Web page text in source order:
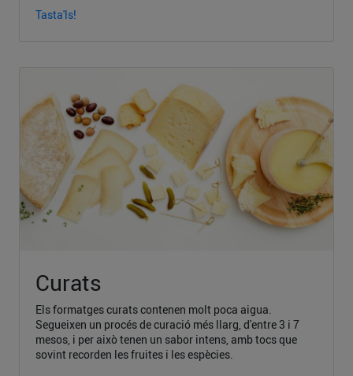
Tasta'ls!
Curats
Els formatges curats contenen molt poca aigua.
Segueixen un procés de curació més llarg, d'entre 3 i 7
mesos, i per això tenen un sabor intens, amb tocs que
sovint recorden les fruites i les espècies.